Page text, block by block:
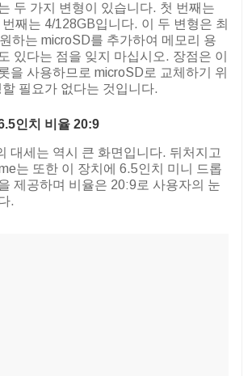
두 가지 변형이 있습니다. 첫 번째는
째는 4/128GB입니다. 이 두 변형은 최
하는 microSD를 추가하여 메모리 용
있다는 점을 잊지 마십시오. 장점은 이
을 사용하므로 microSD로 교체하기 위
필요가 없다는 것입니다.
인치 비율 20:9
대세는 역시 큰 화면입니다. 뒤처지고
는 또한 이 장치에 6.5인치 미니 드롭
제공하며 비율은 20:9로 사용자의 눈
.